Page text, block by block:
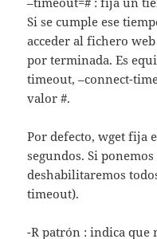
Si se cumple ese
acceder al fichero
por terminada. Es
timeout,–connect-
valor #.
Por defecto, wget fija
segundos. Si
deshabilitaremos
timeout).
-R patrón : indica que